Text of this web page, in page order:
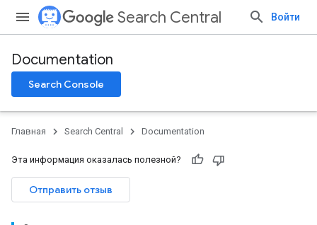
Search Central Войти
Documentation
Search Console
Главная Search Central Documentation
Эта информация оказалась полезной?
Отправить отзыв